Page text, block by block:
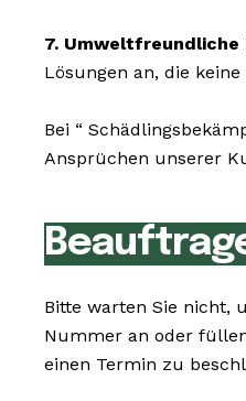
7. Umweltfreundliche
Lösungen an, die
Bei “
Ansprüchen unserer
Bitte warten Sie nicht,
Nummer an oder
einen Termin zu